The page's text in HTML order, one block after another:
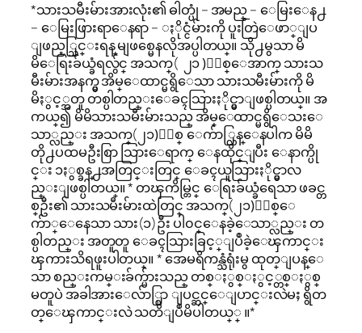
*သားသမီးမ်ားအားလုံး၏ ဓါတ္ပုံ – အမည္ – ေမြးေန႕
– ေမြးဖြားရာေနရာ – ႏိုင္ငံမ်ားကို ပူးတြဲေဖာ္ျပ
ျဖည့္သြင္းရန္ မျဖစ္မေနလိုအပ္ပါတယ္။ သို႕မွသာ မိ
မိေရြးခ်ယ္ခံရလွ်င္ အသက္( ၂၁ )ႏွစ္ေအာက္ သားသ
မီးမ်ားအနက္မွ အိမ္ေထာင္မရွိေသာ သားသမီးမ်ားကို မိ
မိႏွင့္အတူ တစ္ပါတည္းေခၚသြားႏိုင္မွာျဖစ္ပါတယ္။ အ
ကယ္၍ မိမိသားသမီးမ်ားသည္ အိမ္ေထာင္မရွိေသးေ
သာ္လည္း အသက္(၂၁)ႏွစ္ ေက်ာ္လြန္ေနပါက မိမိ
တို႕ပထမဦးစြာ သြားေရာက္ ေနထိုင္ျပီး ေနာက္ပို
င္း ၁ႏွစ္ခန္႕အတြင္းတြင္ ေခၚယူသြားႏိုင္မွာလ
ည္းျဖစ္ပါတယ္။ * တၾကိမ္တြင္ ေရြးခ်ယ္ခံရေသာ ဖခင္တ
စ္ဦး၏ သားသမီးမ်ားထဲတြင္ အသက္(၂၁)ႏွစ္ေ
က်ာ္ေနေသာ သား(၁)ဦး ပါ၀င္ေနခဲ့ေသာ္လည္း တ
စ္ပါတည္း အတူတူ ေခၚသြားခြင့္ျပဳခဲ့ေၾကာင္း
ၾကားသိရဖူးပါတယ္။ * အေမရိကန္သံရုံးမွ ထုတ္ျပန္ေ
သာ စည္းကမ္းခ်က္မ်ားသည္ တစ္ႏွစ္ႏွင့္တစ္ႏွစ္
မတူပဲ အခါအားေလ်ာ္စြာ ျပင္ဆင္ေျပာင္းလဲမႈ ရွိတ
တ္ေၾကာင္းလဲ သတိျပဳမိပါတယ္္ ။*